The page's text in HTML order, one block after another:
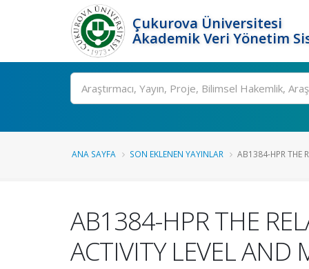
Çukurova Üniversitesi
Akademik Veri Yönetim
Ara
ANA SAYFA SON EKLENEN YAYINLAR AB1384-HPR THE
AB1384-HPR THE
ACTIVITY LEVEL